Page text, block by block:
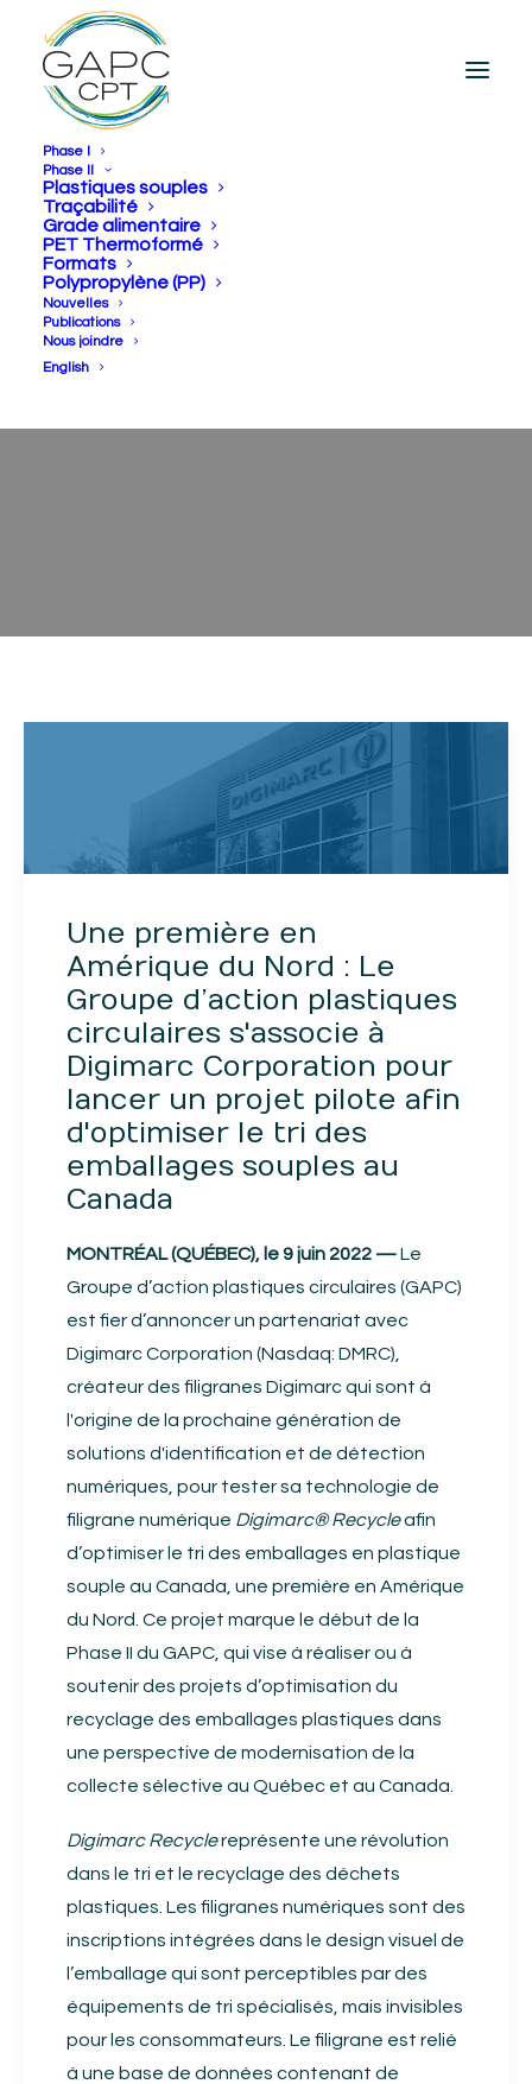
Phase I
Phase II
Plastiques souples
Traçabilité
Grade alimentaire
PET Thermoformé
Formats
Polypropylène (PP)
Nouvelles
Publications
Nous joindre
English
Une première en
Amérique du Nord : Le
Groupe d’action plastiques
circulaires s'associe à
Digimarc Corporation pour
lancer un projet pilote afin
d'optimiser le tri des
emballages souples au
Canada
MONTRÉAL (QUÉBEC), le 9 juin 2022 —Le
Groupe d’action plastiques circulaires (GAPC)
est fier d’annoncer un partenariat avec
Digimarc Corporation (Nasdaq: DMRC),
créateur des filigranes Digimarc qui sont à
l'origine de la prochaine génération de
solutions d'identification et de détection
numériques, pour tester sa technologie de
filigrane numérique Digimarc® Recycleafin
d’optimiser le tri des emballages en plastique
souple au Canada, une première en Amérique
du Nord. Ce projet marque le début de la
Phase II du GAPC, qui vise à réaliser ou à
soutenir des projets d’optimisation du
recyclage des emballages plastiques dans
une perspective de modernisation de la
collecte sélective au Québec et au Canada.
Digimarc Recyclereprésente une révolution
dans le tri et le recyclage des déchets
plastiques. Les filigranes numériques sont des
inscriptions intégrées dans le design visuel de
l’emballage qui sont perceptibles par des
équipements de tri spécialisés, mais invisibles
pour les consommateurs. Le filigrane est relié
à une base de données contenant de